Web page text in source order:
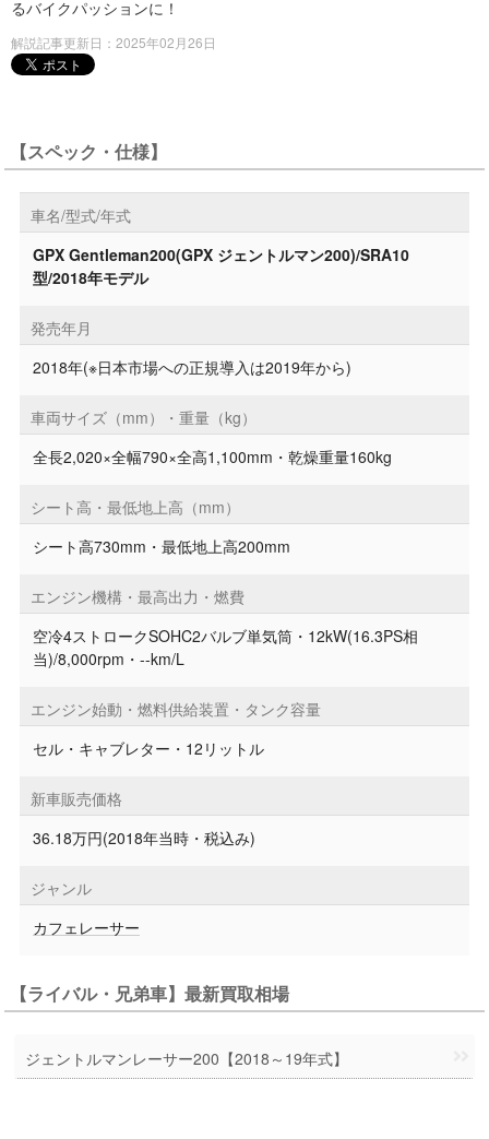
るバイクパッションに！
解説記事更新日：2025年02月26日
【スペック・仕様】
車名/型式/年式
GPX Gentleman200(GPX ジェントルマン200)/SRA10
型/2018年モデル
発売年月
2018年(※日本市場への正規導入は2019年から)
車両サイズ（mm）・重量（kg）
全長2,020×全幅790×全高1,100mm・乾燥重量160kg
シート高・最低地上高（mm）
シート高730mm・最低地上高200mm
エンジン機構・最高出力・燃費
空冷4ストロークSOHC2バルブ単気筒・12kW(16.3PS相
当)/8,000rpm・--km/L
エンジン始動・燃料供給装置・タンク容量
セル・キャブレター・12リットル
新車販売価格
36.18万円(2018年当時・税込み)
ジャンル
カフェレーサー
【ライバル・兄弟車】最新買取相場
ジェントルマンレーサー200【2018～19年式】